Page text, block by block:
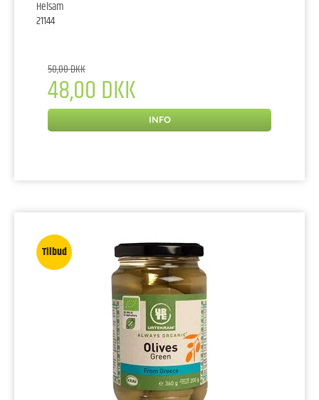
Helsam
21144
50,00 DKK
48,00 DKK
INFO
Tilbud